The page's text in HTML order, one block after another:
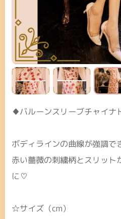
♦バルーンスリーブチャイ
ボディラインの曲線が強調
赤い薔薇の刺繍柄とスリット
に♡
☆サイズ（cm）